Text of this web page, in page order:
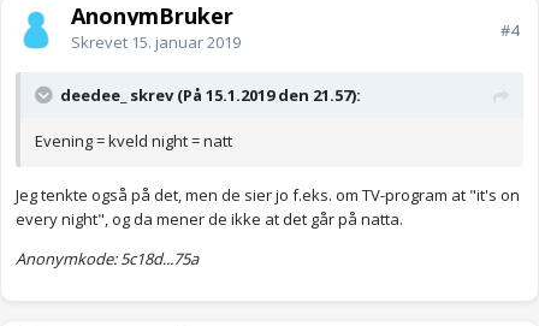
AnonymBruker
Skrevet 15. januar 2019
#4
deedee_ skrev (På 15.1.2019 den 21.57):
Evening = kveld night = natt
Jeg tenkte også på det, men de sier jo f.eks. om TV-program at "it's on
every night", og da mener de ikke at det går på natta.
Anonymkode: 5c18d...75a